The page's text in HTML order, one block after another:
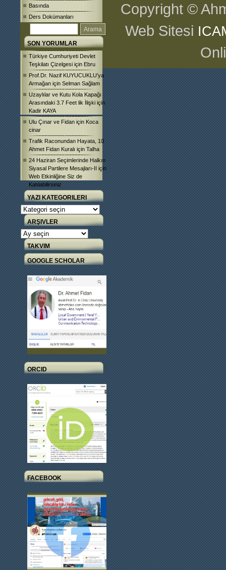
Basında
Ders Dokümanları
SON YORUMLAR
Türkiye Cumhuriyeti Devlet
Teşkilatı Çizelgesi için Ebru
Prof.Dr. Nazif KUYUCUKLU’ya
Armağan için Selman Sağlam
Uzaylılar ve Kutu Kola Kapağı
Arasındaki 3.7 Feet lik İlişki için
Kadir KAYA
Ulu Çınar ve Fidan için Koca
cinar
Trafik Raconundan Hayata, 10
Ahmet Fidan Kuralı için Talha
24 Haziran Seçimlerinde Halkın
Siyasal Partilere Mesajları-II için
Web Etkinliğine Siz de
Katılabilirsiniz
YAZI KATEGORILERI
Yazı
Kategorileri
ARŞIVLER
Arşivler
TAKVIM
GOOGLE SCHOLAR
ORCID
FACEBOOK
Copyright ©
Web Sitesi